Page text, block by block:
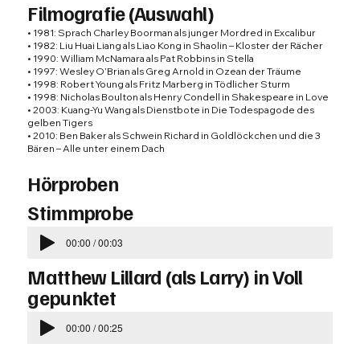
Filmografie (Auswahl)
• 1981: Sprach Charley Boorman als junger Mordred in Excalibur
• 1982: Liu Huai Liang als Liao Kong in Shaolin – Kloster der Rächer
• 1990: William McNamara als Pat Robbins in Stella
• 1997: Wesley O’Brian als Greg Arnold in Ozean der Träume
• 1998: Robert Young als Fritz Marberg in Tödlicher Sturm
• 1998: Nicholas Boulton als Henry Condell in Shakespeare in Love
• 2003: Kuang-Yu Wang als Dienstbote in Die Todespagode des
gelben Tigers
• 2010: Ben Baker als Schwein Richard in Goldlöckchen und die 3
Bären – Alle unter einem Dach
Hörproben
Stimmprobe
00:00 / 00:03
Matthew Lillard (als Larry) inVoll
gepunktet
00:00 / 00:25